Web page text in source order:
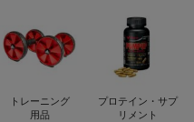
トレーニング
用品
プロテイン・サプ
リメント